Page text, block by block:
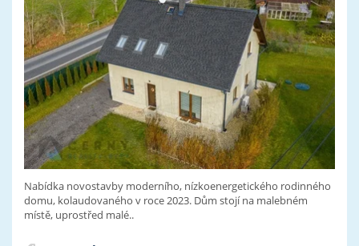
Nabídka novostavby moderního, nízkoenergetického rodinného
domu, kolaudovaného v roce 2023. Dům stojí na malebném
místě, uprostřed malé..